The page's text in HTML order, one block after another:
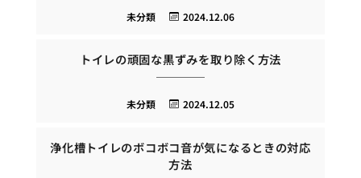
2024.12.06
未分類
トイレの頑固な黒ずみを取り除く方法
2024.12.05
未分類
浄化槽トイレのボコボコ音が気になるときの対応
方法